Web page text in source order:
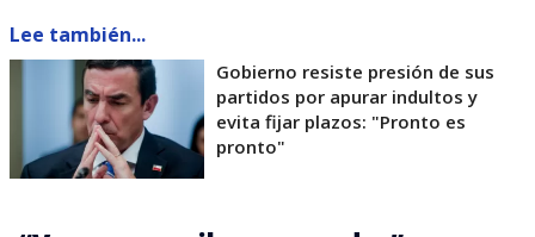
Lee también...
Gobierno resiste presión de sus
partidos por apurar indultos y
evita fijar plazos: "Pronto es
pronto"